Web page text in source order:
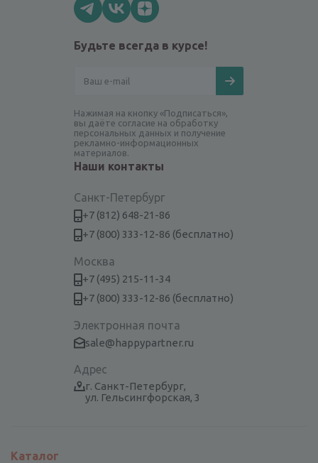
Будьте всегда в курсе!
Нажимая на кнопку «Подписаться»,
вы даёте согласие на обработку
персональных данных и получение
рекламно-информационных
материалов.
Наши контакты
Санкт-Петербург
+7 (812) 648-21-86
+7 (800) 333-12-86 (бесплатно)
Москва
+7 (495) 215-11-34
+7 (800) 333-12-86 (бесплатно)
Электронная почта
sale@happypartner.ru
Адрес
г. Санкт-Петербург,
ул. Гельсингфорская, 3
Каталог